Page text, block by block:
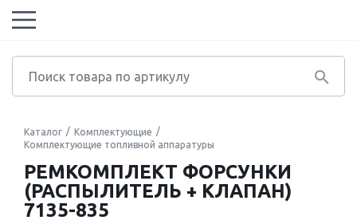
Каталог
Комплектующие
Комплектующие топливной аппаратуры
РЕМКОМПЛЕКТ ФОРСУНКИ
(РАСПЫЛИТЕЛЬ + КЛАПАН)
7135-835